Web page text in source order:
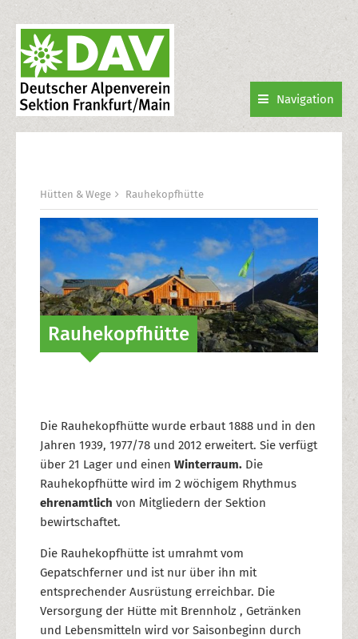
Navigation
Hütten & Wege Rauhekopfhütte
Rauhekopfhütte
Die Rauhekopfhütte wurde erbaut 1888 und in den
Jahren 1939, 1977/78 und 2012 erweitert. Sie verfügt
über 21 Lager und einen Winterraum. Die
Rauhekopfhütte wird im 2 wöchigem Rhythmus
ehrenamtlich von Mitgliedern der Sektion
bewirtschaftet.
Die Rauhekopfhütte ist umrahmt vom
Gepatschferner und ist nur über ihn mit
entsprechender Ausrüstung erreichbar. Die
Versorgung der Hütte mit Brennholz , Getränken
und Lebensmitteln wird vor Saisonbeginn durch